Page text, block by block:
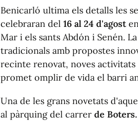
Benicarló ultima els detalls les
celebraran del 16 al 24 d'agost
Mar i els sants Abdón i Senén.
tradicionals amb propostes
recinte renovat, noves
promet omplir de vida el barri
Una de les grans novetats
al pàrquing del carrer de Boters.